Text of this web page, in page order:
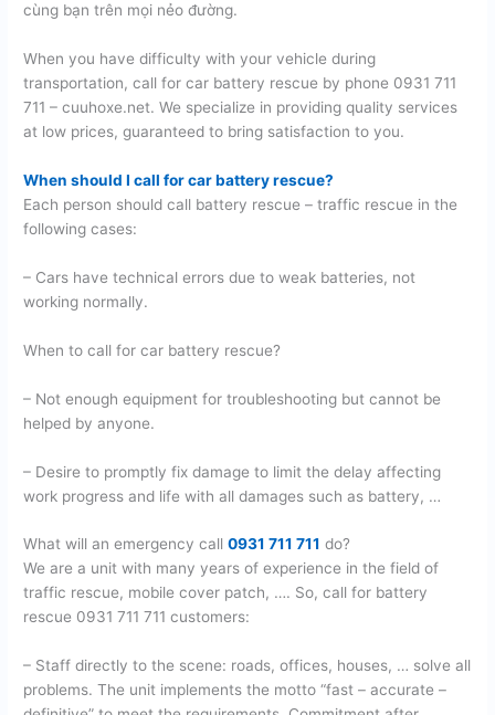
cùng bạn trên mọi nẻo đường.
When you have difficulty with your vehicle during
transportation, call for car battery rescue by phone 0931 711
711 – cuuhoxe.net. We specialize in providing quality services
at low prices, guaranteed to bring satisfaction to you.
When should I call for car battery rescue?
Each person should call battery rescue – traffic rescue in the
following cases:
– Cars have technical errors due to weak batteries, not
working normally.
When to call for car battery rescue?
– Not enough equipment for troubleshooting but cannot be
helped by anyone.
– Desire to promptly fix damage to limit the delay affecting
work progress and life with all damages such as battery, …
What will an emergency call0931 711 711 do?
We are a unit with many years of experience in the field of
traffic rescue, mobile cover patch, …. So, call for battery
rescue 0931 711 711 customers:
– Staff directly to the scene: roads, offices, houses, … solve all
problems. The unit implements the motto “fast – accurate –